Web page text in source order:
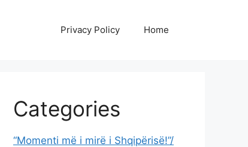
Privacy Policy Home
Categories
“Momenti më i mirë i Shqipërisë!”/